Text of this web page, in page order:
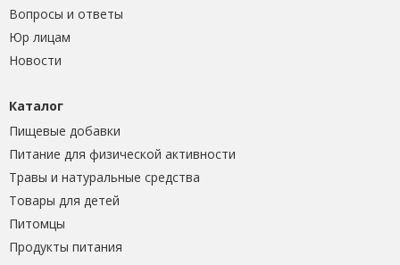
Вопросы и ответы
Юр лицам
Новости
Каталог
Пищевые добавки
Питание для физической активности
Травы и натуральные средства
Товары для детей
Питомцы
Продукты питания